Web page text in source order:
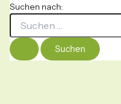
Suchen nach: